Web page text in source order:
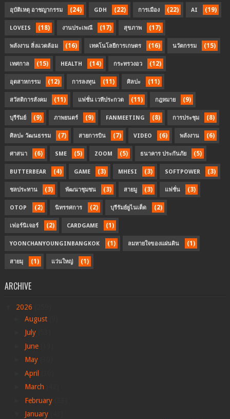
อุบัติเหตุ อาชญากรรม (24) GDH (22) การเมือง (22) AI (19)
LOVEIS (18) งานประเพณี (17) สุขภาพ (17)
พลังงาน สิ่งแวดล้อม (16) เทคโนโลยีการเกษตร (16) นวัตกรรม (15)
เทศกาล (15) HEALTH (14) กระทรวงอว (12)
อุตสาหกรรม (12) การลงทุน (11) ศิลปะ (11)
สวัสดิการสังคม (11) แฟชั่น เวทีประกวด (11) กฎหมาย (9)
บุรีรัมย์ (9) ภาพยนตร์ (9) FANMEETING (8) การประชุม (8)
ศิลปะ วัฒนธรรม (7) สายการบิน (7) VIDEO (6) พลังงาน (6)
ศาสนา (6) SME (5) ZOOM (5) ธนาคาร ประกันภัย (5)
BUTTERBEAR (4) GAME (3) MHESI (3) SOFTPOWER (3)
ชลประทาน (3) พัฒนาชุมชน (3) สายมู (3) แฟชั่น (3)
OTOP (2) นิทรรศการ (2) บุรีรัมย์ยูไนเต็ด (2)
เฟอร์นิเจอร์ (2) CARDGAME (1)
YOONCHANYOUNGINBANGKOK (1) ลมหายใจของแผ่นดิน (1)
สายมุ (1) แว่นใหญ่ (1)
ARCHIVE
2026
August
July
June
May
April
March
February
January